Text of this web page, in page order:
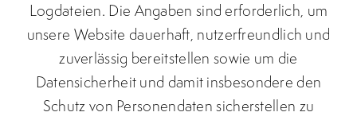
Logdateien. Die Angaben sind erforderlich, um
unsere Website dauerhaft, nutzerfreundlich und
zuverlässig bereitstellen sowie um die
Datensicherheit und damit insbesondere den
Schutz von Personendaten sicherstellen zu